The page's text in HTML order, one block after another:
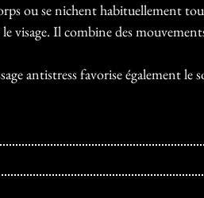
ou se nichent habituellement
visage. Il combine des
antistress favorise également le